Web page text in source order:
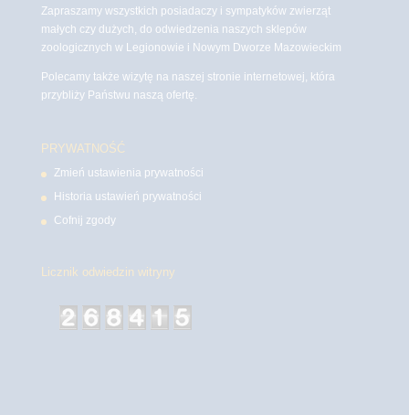
Zapraszamy wszystkich posiadaczy i sympatyków zwierząt
małych czy dużych, do odwiedzenia naszych sklepów
zoologicznych w Legionowie i Nowym Dworze Mazowieckim
Polecamy także wizytę na naszej stronie internetowej, która
przybliży Państwu naszą ofertę.
PRYWATNOŚĆ
Zmień ustawienia prywatności
Historia ustawień prywatności
Cofnij zgody
Licznik odwiedzin witryny